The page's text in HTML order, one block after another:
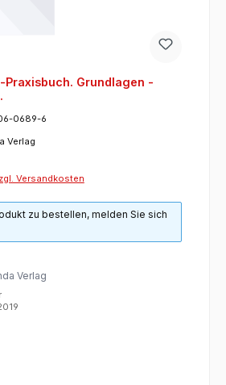
Praxisbuch. Grundlagen -
0689-6
Verlag
Versandkosten
zu bestellen, melden Sie sich
Verlag